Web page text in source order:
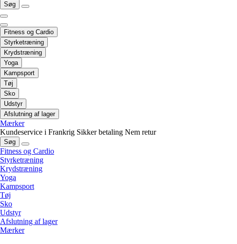
Søg
Fitness og Cardio
Styrketræning
Krydstræning
Yoga
Kampsport
Tøj
Sko
Udstyr
Afslutning af lager
Mærker
Kundeservice i Frankrig Sikker betaling Nem retur
Søg
Fitness og Cardio
Styrketræning
Krydstræning
Yoga
Kampsport
Tøj
Sko
Udstyr
Afslutning af lager
Mærker